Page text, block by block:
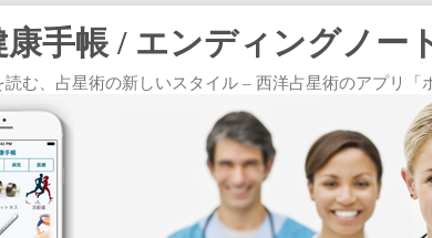
康手帳 / エンディングノ
む、占星術の新しいスタイル – 西洋占星術のアプリ「